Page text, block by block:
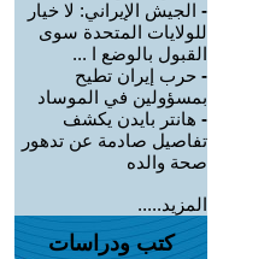
- الجيش الإيراني: لا خيار
للولايات المتحدة سوى
القبول بالوضع ا ...
- حرب إيران تطيح
بمسؤولين في الموساد
- هانتر بايدن يكشف
تفاصيل صادمة عن تدهور
صحة والده
المزيد.....
كتب ودراسات